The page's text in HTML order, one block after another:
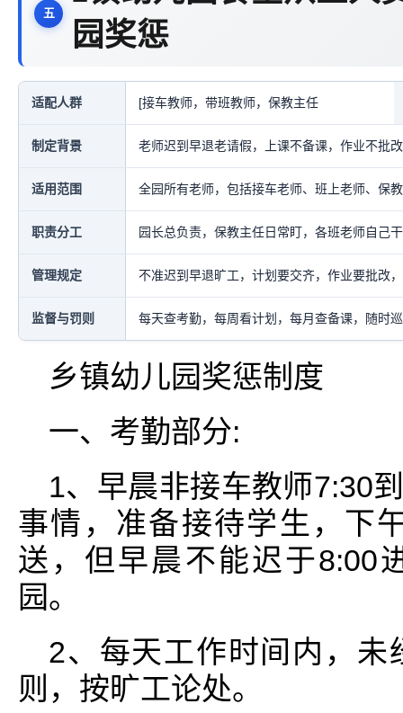
园奖惩
适配人群 [接车教师，带班教师，保教主任
制定背景 老师迟到早退老请假，上课不备课，作业不批
适用范围 全园所有老师，包括接车老师、班上老师、保
职责分工 园长总负责，保教主任日常盯，各班老师自己
管理规定 不准迟到早退旷工，计划要交齐，作业要批改
监督与罚则 每天查考勤，每周看计划，每月查备课，随时
乡镇幼儿园奖惩制度
一、考勤部分:
1、早晨非接车教师7:30
事情，准备接待学生，下
送，但早晨不能迟于8:00
园。
2、每天工作时间内，未
则，按旷工论处。